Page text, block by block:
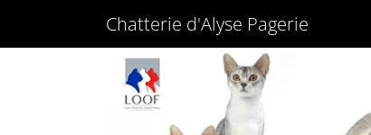
Chatterie d'Alyse Pagerie